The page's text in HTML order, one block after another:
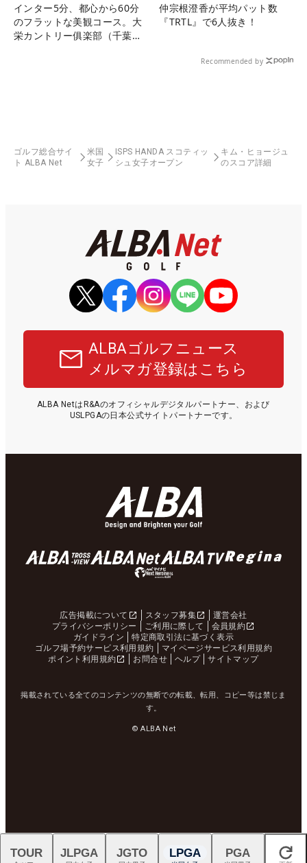
インター5分、都心から60分
のフラットな美観コース。大
栄カントリー俱楽部（千葉
仲宗根澄香が平均パット数
『TRTL』で6人抜き！
Recommended by
ゴルフ総合サイ
ト ALBA Net
米国
女子
ISPS HANDA スコティッ
シュ女子オープン
キム・ヒョージュ
のスコア詳細
ALBAゴルフニュース
メルマガ登録はこちら
ALBA NetはR&Aのオフィシャルデジタルパートナー、および
USLPGAの日本公式サイトパートナーです。
広告掲載について スタッフ募集
運営会社
プライバシーポリシー
ご利用に際して
会員規約
ガイドライン
特定商取引法に基づく表示
ゴルフ場予約サービス利用規約
マイページサービス利用規約
ポイント利用規約
お問合せ ヘルプ サイトマップ
掲載されている全てのコンテンツの無断での転載、転用、コピー等は禁じま
す。
© ALBA Net
閉じる
TOUR JLPGA JGTO LPGA PGA